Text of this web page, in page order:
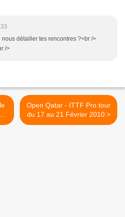
nous détailler tes rencontres ?<br />
/>
Open Qatar - ITTF Pro tour
du 17 au 21 Février 2010 >